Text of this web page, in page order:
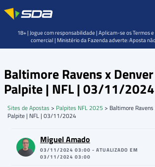
Baltimore Ravens x
Palpite | NFL | 03/11/2024
Sites de Apostas > Palpites NFL 2025 > Baltimore
Palpite | NFL | 03/11/2024
Miguel Amado
03/11/2024 03:00 - ATUALIZADO EM
03/11/2024 03:00
18+ | Jogue com responsabilidade | Aplicam-se os Termos
comercial | Ministério da Fazenda adverte: Aposta